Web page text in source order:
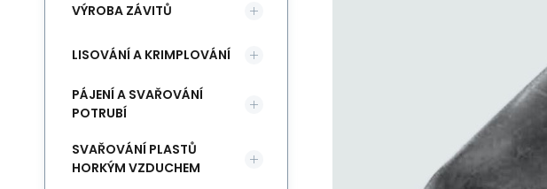
VÝROBA ZÁVITŮ
LISOVÁNÍ A KRIMPLOVÁNÍ
PÁJENÍ A SVAŘOVÁNÍ
POTRUBÍ
SVAŘOVÁNÍ PLASTŮ
HORKÝM VZDUCHEM